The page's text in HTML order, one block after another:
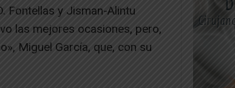
Fontellas y Jisman-Alintu
las mejores ocasiones, pero,
Miguel García, que, con su